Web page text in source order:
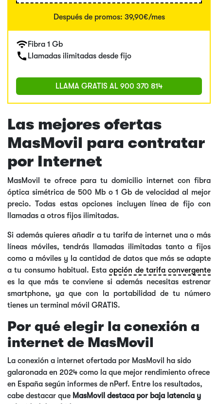
Después de promos: 39,90€/mes
Fibra 1 Gb
Llamadas ilimitadas desde fijo
LLAMA GRATIS AL 900 370 814
Las mejores ofertas
MasMovil para contratar
por Internet
MasMovil te ofrece para tu domicilio internet con fibra
óptica simétrica de 500 Mb o 1 Gb de velocidad al mejor
precio. Todas estas opciones incluyen línea de fijo con
llamadas a otros fijos ilimitadas.
Si además quieres añadir a tu tarifa de internet una o más
líneas móviles, tendrás llamadas ilimitadas tanto a fijos
como a móviles y la cantidad de datos que más se adapte
a tu consumo habitual. Estaopción de tarifa convergente
es la que más te conviene si además necesitas estrenar
smartphone, ya que con la portabilidad de tu número
tienes un terminal móvil GRATIS.
Por qué elegir la conexión a
internet de MasMovil
La conexión a internet ofertada por MasMovil ha sido
galaronada en 2024 como la que mejor rendimiento ofrece
en España según informes de nPerf. Entre los resultados,
cabe destacar que MasMovil destaca por baja latencia y